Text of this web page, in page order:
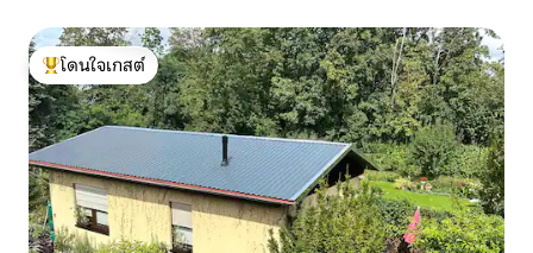
โดนใจเกสต์ที่สุด
โดนใจเกสต์